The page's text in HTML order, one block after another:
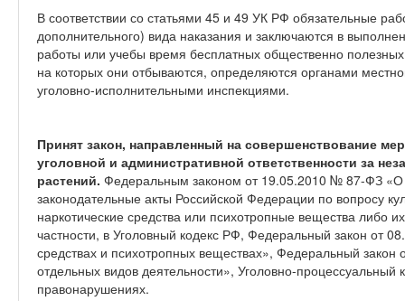
В соответствии со статьями 45 и 49 УК РФ обязательные
дополнительного) вида наказания и заключаются в
работы или учебы время бесплатных общественно
на которых они отбываются, определяются органами
уголовно-исполнительными инспекциями.
Принят закон, направленный на совершенствование
уголовной и административной ответственности за
растений. Федеральным законом от 19.05.2010 № 87-ФЗ «О
законодательные акты Российской Федерации по вопросу
наркотические средства или психотропные вещества либо
частности, в Уголовный кодекс РФ, Федеральный закон от
средствах и психотропных веществах», Федеральный
отдельных видов деятельности», Уголовно-
правонарушениях.